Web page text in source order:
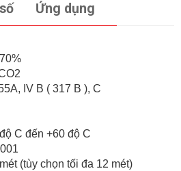
Ứng dụng
IV B ( 317 B ), C
C đến +60 độ C
(tùy chọn tối đa 12 mét)